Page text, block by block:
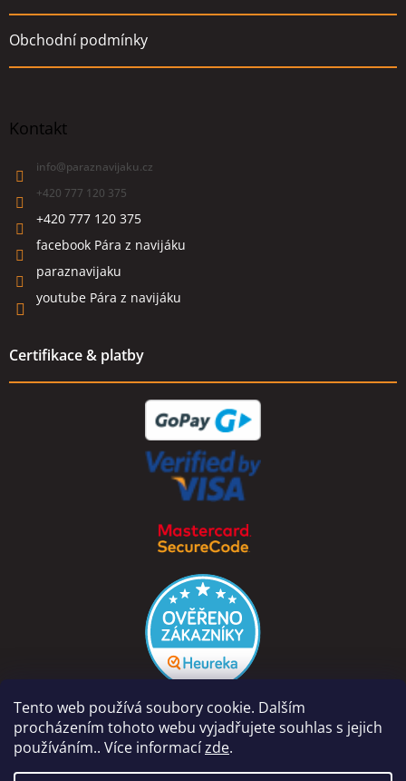
Tento web používá soubory cookie. Dalším
procházením tohoto webu vyjadřujete souhlas s jejich
používáním.. Více informacízde.
Obchodní podmínky
Kontakt
info@paraznavijaku.cz
+420 777 120 375
+420 777 120 375
facebook Pára z navijáku
paraznavijaku
youtube Pára z navijáku
Certifikace & platby